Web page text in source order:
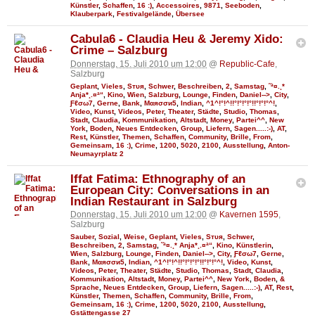
Künstler, Schaffen, 16 :), Accessoires, 9871, Seeboden,
Klauberpark, Festivalgelände, Übersee
Cabula6 - Claudia Heu & Jeremy Xido:
Crime – Salzburg
Donnerstag, 15. Juli 2010 um 12:00 @ Republic-Cafe,
Salzburg
Geplant, Vieles Sтυя Schwer, Beschreiben 2 Samstag ˜ª¤.¸*
Anja*¸.¤ª“ Kino Wien Salzburg Lounge Finden Daniel--> City,
Ƒℓσω7 Gerne Bank Мαяσσи5 Indian ^1^!°!^!!°!°!°!°!!°!°!°^!
Video Kunst, Videos Peter, Theater, Städte Studio Thomas
Stadt, Claudia Kommunikation Altstadt, Money, Partei^^ New
York Boden Neues Entdecken Group Liefern Sagen.....:-) AT,
Rest, Künstler, Themen Schaffen Community, Brille From
Gemeinsam 16 :) Crime 1200 5020 2100 Ausstellung Anton-
Neumayrplatz 2
Iffat Fatima: Ethnography of an
European City: Conversations in an
Indian Restaurant in Salzburg
Donnerstag, 15. Juli 2010 um 12:00 @ Kavernen 1595,
Salzburg
Sauber, Sozial, Weise, Geplant, Vieles, Sтυя, Schwer,
Beschreiben, 2, Samstag, ˜ª¤.¸* Anja*¸.¤ª“, Kino, Künstlerin,
Wien, Salzburg, Lounge, Finden, Daniel-->, City, Ƒℓσω7, Gerne,
Bank, Мαяσσи5, Indian, ^1^!°!^!!°!°!°!°!!°!°!°^!, Video, Kunst,
Videos, Peter, Theater, Städte, Studio, Thomas, Stadt, Claudia,
Kommunikation, Altstadt, Money, Partei^^, New York, Boden, &
Sprache, Neues Entdecken, Group, Liefern, Sagen.....:-), AT, Rest,
Künstler, Themen, Schaffen, Community, Brille, From,
Gemeinsam, 16 :), Crime, 1200, 5020, 2100, Ausstellung,
Gstättengasse 27